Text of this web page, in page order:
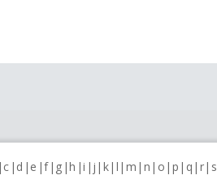
c d e f g h i j k l m n o p q r s